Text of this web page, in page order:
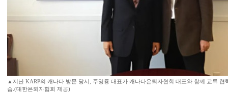
▲지난 KARP의 캐나다 방문 당시, 주명룡 대표가 캐나다은퇴자협회 대표와 함께 교류 협
습.(대한은퇴자협회 제공)